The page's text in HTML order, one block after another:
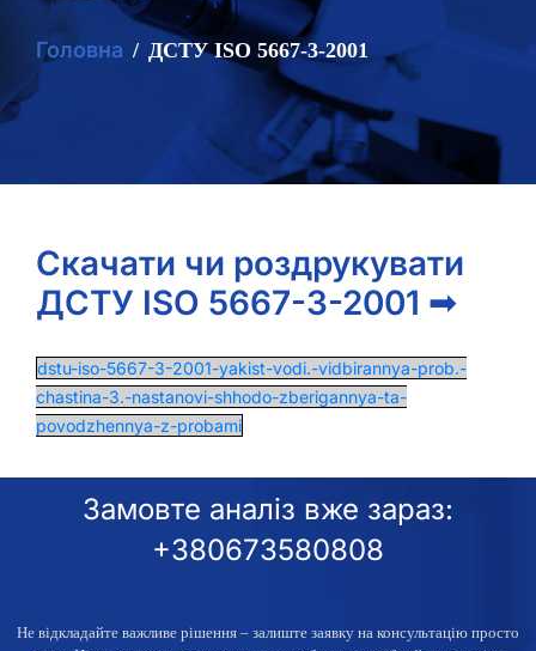
Головна ДСТУ ISO 5667-3-2001
Скачати чи роздрукувати
ДСТУ ISO 5667-3-2001 ➟
dstu-iso-5667-3-2001-yakist-vodi.-vidbirannya-prob.-
chastina-3.-nastanovi-shhodo-zberigannya-ta-
povodzhennya-z-probami
Замовте аналіз вже зараз:
+380673580808
Не відкладайте важливе рішення – залиште заявку на консультацію просто